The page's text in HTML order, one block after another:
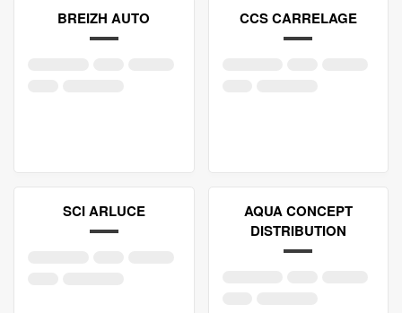
BREIZH AUTO CCS CARRELAGE
SCI ARLUCE
AQUA CONCEPT
DISTRIBUTION